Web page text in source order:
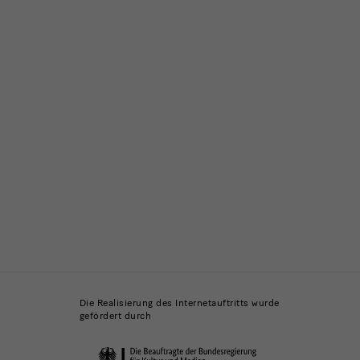
Die Realisierung des Internetauftritts wurde
gefördert durch